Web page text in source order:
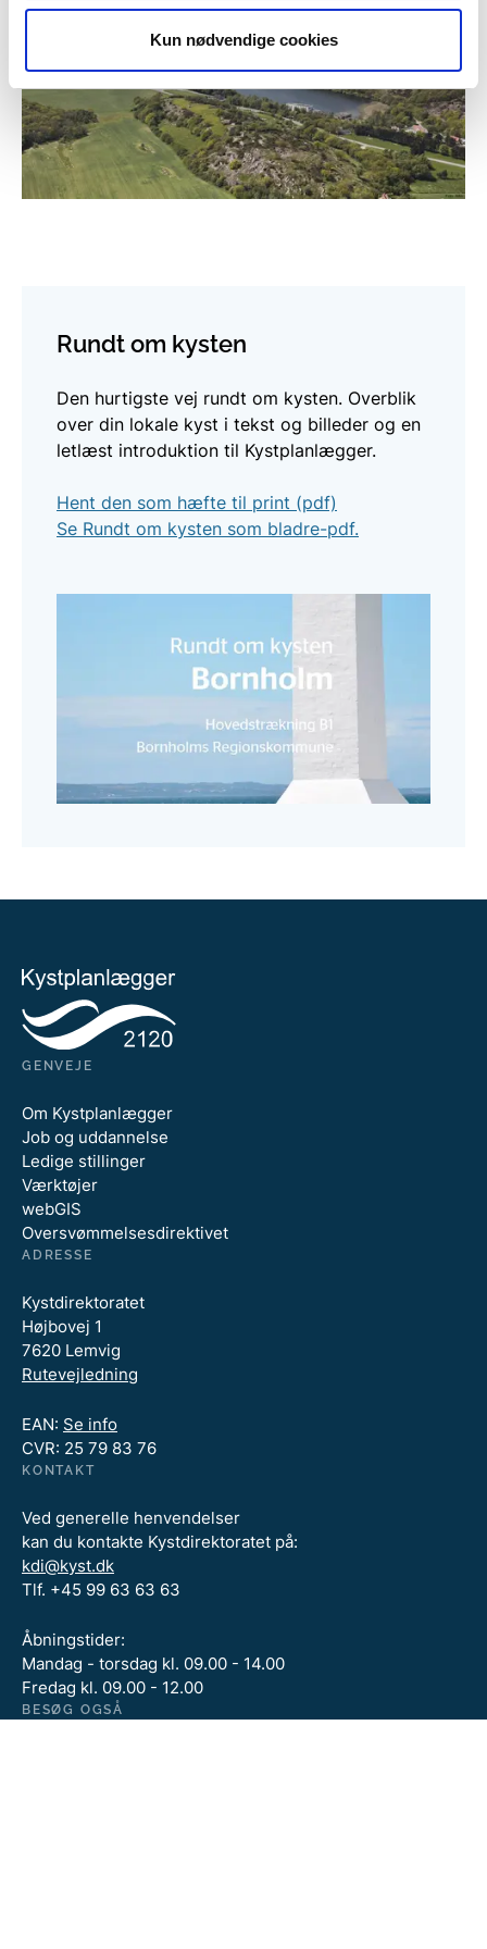
Kun nødvendige cookies
Rundt om kysten
Den hurtigste vej rundt om kysten. Overblik
over din lokale kyst i tekst og billeder og en
letlæst introduktion til Kystplanlægger.
Hent den som hæfte til print (pdf)
Se Rundt om kysten som bladre-pdf.
GENVEJE
Om Kystplanlægger
Job og uddannelse
Ledige stillinger
Værktøjer
webGIS
Oversvømmelsesdirektivet
ADRESSE
Kystdirektoratet
Højbovej 1
7620 Lemvig
Rutevejledning
EAN: Se info
CVR: 25 79 83 76
KONTAKT
Ved generelle henvendelser
kan du kontakte Kystdirektoratet på:
kdi@kyst.dk
Tlf. +45 99 63 63 63
Åbningstider:
Mandag - torsdag kl. 09.00 - 14.00
Fredag kl. 09.00 - 12.00
BESØG OGSÅ